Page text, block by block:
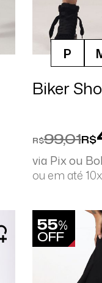
P
Biker
R$99,01R$
via Pix ou
ou em até
55%
OFF